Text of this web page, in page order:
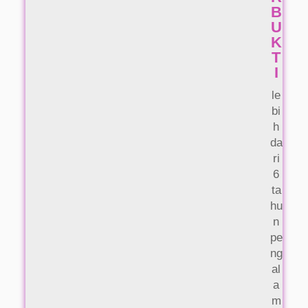
B
U
K
T
I
le
bi
h
da
ri
6
ta
hu
n
pe
ng
al
a
m